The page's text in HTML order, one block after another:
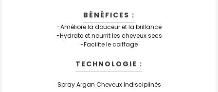
BÉNÉFICES :
-Améliore la douceur et la brillance
-Hydrate et nourrit les cheveux secs
-Facilite le coiffage
TECHNOLOGIE :
Spray Argan Cheveux Indisciplinés